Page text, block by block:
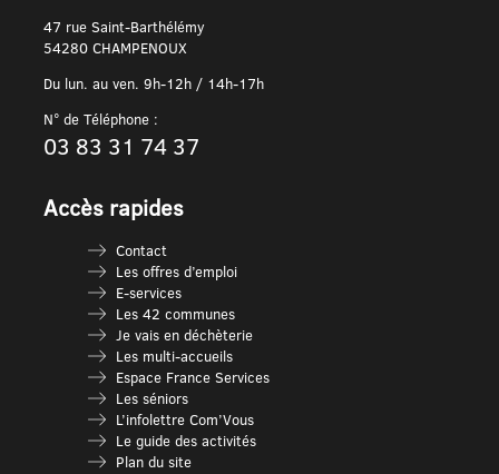
47 rue Saint-Barthélémy
54280 CHAMPENOUX
Du lun. au ven. 9h-12h / 14h-17h
N° de Téléphone :
03 83 31 74 37
Accès rapides
Contact
Les offres d’emploi
E-services
Les 42 communes
Je vais en déchèterie
Les multi-accueils
Espace France Services
Les séniors
L’infolettre Com’Vous
Le guide des activités
Plan du site